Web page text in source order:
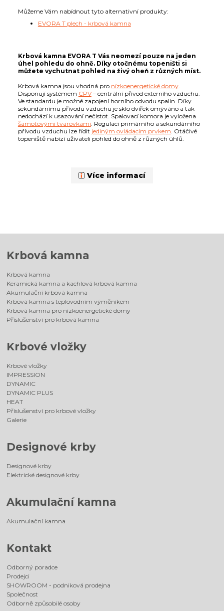
Můžeme Vám nabídnout tyto alternativní produkty:
EVORA T plech - krbová kamna
Krbová kamna EVORA T Vás neomezí pouze na jeden
úhel pohledu do ohně. Díky otočnému topeništi si
můžete vychutnat pohled na živý oheň z různých míst.
Krbová kamna jsou vhodná pro nízkoenergetické domy.
Disponují systémem CPV– centrální přívod externího vzduchu.
Ve standardu je možné zapojení horního odvodu spalin. Díky
sekundárnímu přívodu vzduchu je sklo dvířek omýváno a tak
nedochází k usazování nečistot. Spalovací komora je vyložena
šamotovými tvarovkami . Regulaci primárního a sekundárního
přívodu vzduchu lze řídit jediným ovládacím prvkem . Otáčivé
topeniště nabízí uživateli pohled do ohně z různých úhlů.
Více informací
Krbová kamna
Krbová kamna
Keramická kamna a kachlová krbová kamna
Akumulační krbová kamna
Krbová kamna s teplovodním výměníkem
Krbová kamna pro nízkoenergetické domy
Příslušenství pro krbová kamna
Krbové vložky
Krbové vložky
IMPRESSION
DYNAMIC
DYNAMIC PLUS
HEAT
Příslušenství pro krbové vložky
Galerie
Designové krby
Designové krby
Elektrické designové krby
Akumulační kamna
Akumulační kamna
Kontakt
Odborný poradce
Prodejci
SHOWROOM - podniková prodejna
Společnost
Odborně způsobilé osoby